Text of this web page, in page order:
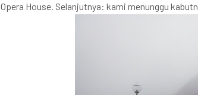
Opera House. Selanjutnya: kami menunggu